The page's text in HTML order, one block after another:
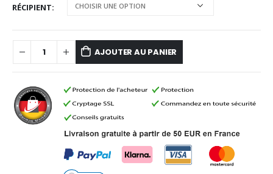
RÉCIPIENT
AJOUTER AU PANIER